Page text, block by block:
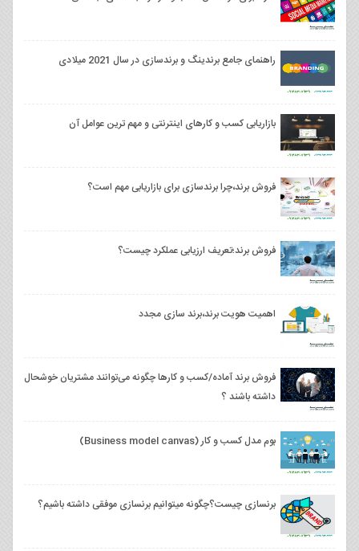
راهنمای جامع برندینگ و برندسازی در سال 2021 میلادی
بازاریابی کسب و کارهای اینترنتی و مهم ترین عوامل آن
فروش برند،چرا برندسازی برای بازاریابی مهم است؟
فروش برند؛تعریف ارزیابی عملکرد چیست؟
اهمیت هویت برند،برند سازی مجدد
فروش برند آماده/کسب و کارها چگونه می‌توانند مشتریان خوشحال
داشته باشند ؟
بوم مدل کسب و کار (Business model canvas)
برنسازی چیست؟چگونه میتوانیم برنسازی موفقی داشته باشیم؟